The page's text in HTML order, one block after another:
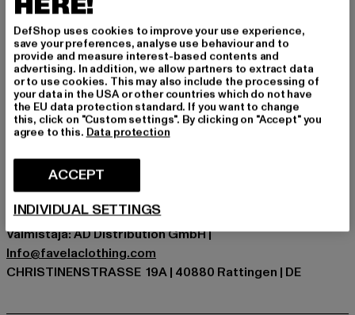
Tilaisuus: Arkivaatteet, Mukava, Rentoudu, Vapaa-aika
Yksityiskohdat: Tuotemerkin logo, Ribbed hihansuut,
Viiltotasku
Leikkaa: Regular
Tuotemerkki: Favela
Kategoria: Vaatteet
Color: rosa
Valmistaja väri: pink
Materiaalin koostumus: 100% Puuvilla
Art.Nr: FAV-Q226-BPF-018-00185
Valmistaja: AD Distribution GmbH |
Info@favelaclothing.com
CHRISTINENSTRASSE 19A | 40880 Rattingen | DE
DefShop uses cookies to improve your use experience,
save your preferences, analyse use behaviour and to
provide and measure interest-based contents and
advertising. In addition, we allow partners to extract data
or to use cookies. This may also include the processing of
your data in the USA or other countries which do not have
the EU data protection standard. If you want to change
this, click on "Custom settings". By clicking on "Accept" you
agree to this. Data protection
ACCEPT
INDIVIDUAL SETTINGS